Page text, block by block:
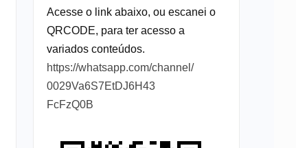
Acesse o link abaixo, ou escanei o
QRCODE, para ter acesso a
variados conteúdos.
https://whatsapp.com/channel/
0029Va6S7EtDJ6H43
FcFzQ0B